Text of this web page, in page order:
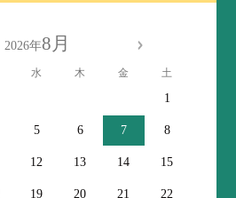
2026年8月
水 木 金 土
1
5 6 7 8
12 13 14 15
19 20 21 22